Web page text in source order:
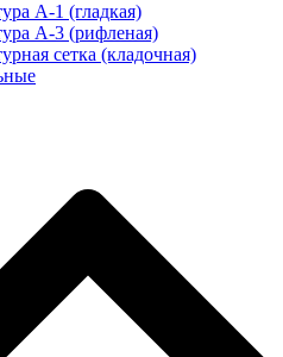
А-1 (гладкая)
А-3 (рифленая)
сетка (кладочная)